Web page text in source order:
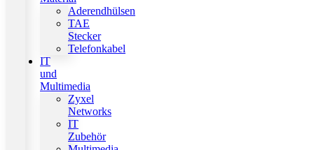
Aderendhülsen
TAE
Stecker
Telefonkabel
IT
und
Multimedia
Zyxel
Networks
IT
Zubehör